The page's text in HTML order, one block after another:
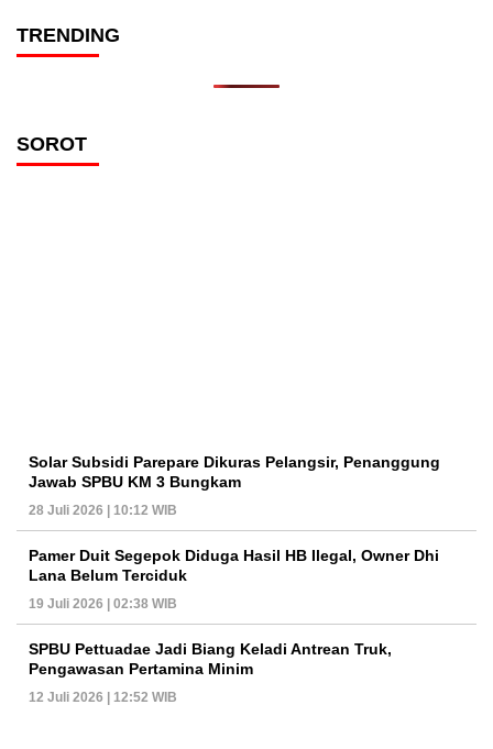
TRENDING
SOROT
Solar Subsidi Parepare Dikuras Pelangsir, Penanggung
Jawab SPBU KM 3 Bungkam
28 Juli 2026 | 10:12 WIB
Pamer Duit Segepok Diduga Hasil HB Ilegal, Owner Dhi
Lana Belum Terciduk
19 Juli 2026 | 02:38 WIB
SPBU Pettuadae Jadi Biang Keladi Antrean Truk,
Pengawasan Pertamina Minim
12 Juli 2026 | 12:52 WIB